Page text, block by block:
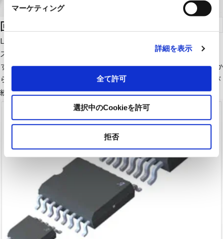
マーケティング
詳細を表示
全て許可
選択中のCookieを許可
拒否
回路保護素子
Littelfuseは、各種ヒューズ・車載用ヒューズ・ソーラーヒュー
ズ・TVSダイオードの提供において一流の技術と信頼性を誇りま
す。最高品質の製品を通じて、あらゆる環境での過電流や過電圧か
ら電子機器を守ります。これらの技術力が、Littelfuse製品を選び
続けるお客様の信頼につながっており、強くお勧めいたします。